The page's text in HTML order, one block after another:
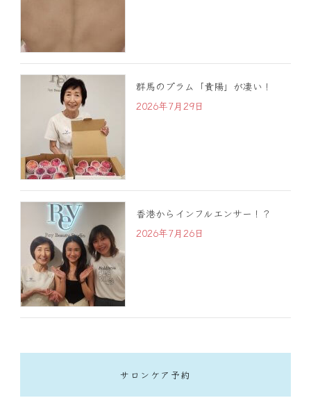
群馬のプラム「貴陽」が凄い！
2026年7月29日
香港からインフルエンサー！？
2026年7月26日
サロンケア予約